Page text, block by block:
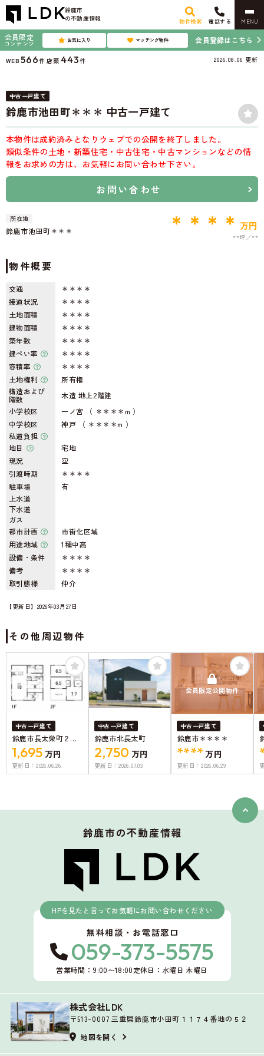
鈴鹿市
の不動産情報
物件検索 電話する MENU
会員限定
コンテンツ お気に入り マッチング物件 会員登録はこちら
WEB 566件 店頭 443件 2026.08.06 更新
中古一戸建て
鈴鹿市池田町＊＊＊ 中古一戸建て
本物件は成約済みとなりウェブでの公開を終了しました。
類似条件の土地・新築住宅・中古住宅・中古マンションなどの情
報をお求めの方は、お気軽にお問い合わせ下さい。
お問い合わせ
所在地
鈴鹿市池田町＊＊＊ ＊＊＊＊ 万円
**坪 **
物件概要
交通
＊＊＊＊
接道状況
＊＊＊＊
土地面積
＊＊＊＊
建物面積
＊＊＊＊
築年数
＊＊＊＊
建ぺい率
＊＊＊＊
容積率
＊＊＊＊
土地権利
所有権
構造および
階数
木造 地上2階建
小学校区
一ノ宮 （ ＊＊＊＊m ）
中学校区
神戸 （ ＊＊＊＊m ）
私道負担
地目
宅地
現況
空
引渡時期
＊＊＊＊
駐車場
有
上水道
下水道
ガス
都市計画
市街化区域
用途地域
1種中高
設備・条件
＊＊＊＊
備考
＊＊＊＊
取引態様
仲介
【更新日】2026年03月27日
その他周辺物件
中古一戸建て
鈴鹿市長太栄町２丁
目
1,695 万円
更新日：2026.06.26
中古一戸建て
鈴鹿市北長太町
2,750 万円
更新日：2026.07.03
会員限定公開物件
中古一戸建て
鈴鹿市＊＊＊＊
****万円
更新日：2026.06.29
鈴鹿市の不動産情報
HPを見たと言ってお気軽にお問い合わせください
無料相談・お電話窓口
059-373-5575
営業時間：9:00〜18:00定休日：水曜日 木曜日
株式会社LDK
〒513-0007 三重県鈴鹿市小田町１１７４番地の５２
地図を開く